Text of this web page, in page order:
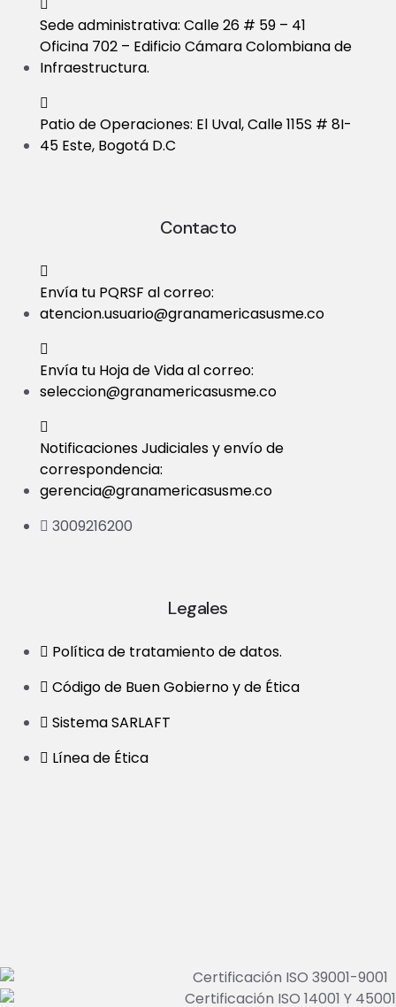
Sede administrativa: Calle 26 # 59 – 41
Oficina 702 – Edificio Cámara Colombiana de
Infraestructura.
Patio de Operaciones: El Uval, Calle 115S # 8I-
45 Este, Bogotá D.C
Contacto
Envía tu PQRSF al correo:
atencion.usuario@granamericasusme.co
Envía tu Hoja de Vida al correo:
seleccion@granamericasusme.co
Notificaciones Judiciales y envío de
correspondencia:
gerencia@granamericasusme.co
3009216200
Legales
Política de tratamiento de datos.
Código de Buen Gobierno y de Ética
Sistema SARLAFT
Línea de Ética